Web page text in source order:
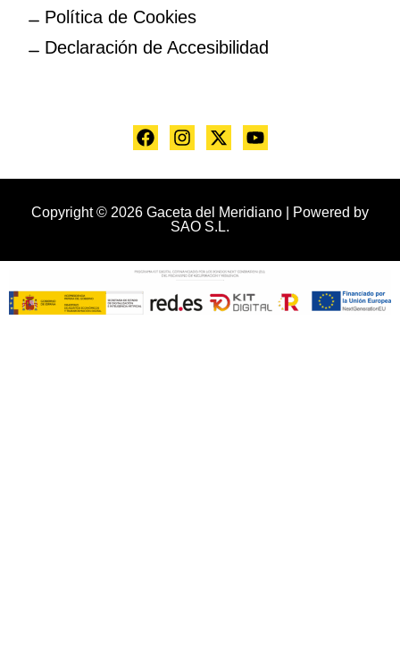
Política de Cookies
Declaración de Accesibilidad
Copyright © 2026 Gaceta del Meridiano | Powered by
SAO S.L.